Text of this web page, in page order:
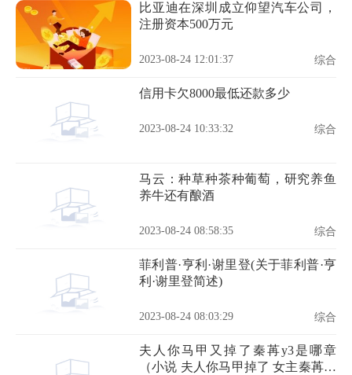
比亚迪在深圳成立仰望汽车公司，
注册资本500万元
2023-08-24 12:01:37 综合
信用卡欠8000最低还款多少
2023-08-24 10:33:32 综合
马云：种草种茶种葡萄，研究养鱼
养牛还有酿酒
2023-08-24 08:58:35 综合
菲利普·亨利·谢里登(关于菲利普·亨
利·谢里登简述)
2023-08-24 08:03:29 综合
夫人你马甲又掉了秦苒y3是哪章
（小说 夫人你马甲掉了 女主秦苒的